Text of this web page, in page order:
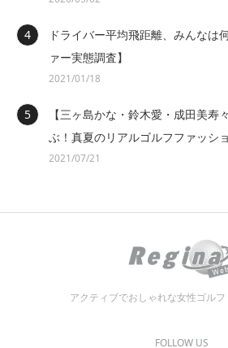
ドライバー平均飛距離、みんなは
ァー実態調査】
2021/01/18
【三ヶ島かな・鈴木愛・成田美寿
ぶ！真夏のリアルゴルフファッシ
2021/07/21
アクティブでおしゃれな女性ゴル
FOLLOW US